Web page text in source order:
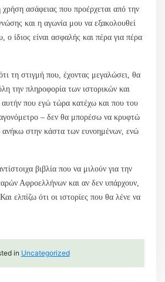
ασάφειας που προέρχεται από την
και η αγωνία μου να εξακολουθεί
ο ίδιος είναι ασφαλής και πέρα για πέρα
τη στιγμή που, έχοντας μεγαλώσει, θα
την πληροφορία των ιστορικών και
αυτήν που εγώ τώρα κατέχω και που του
– δεν θα μπορέσω να κρυφτώ
ανήκω στην κάστα των ευνοημένων, ενώ
βιβλία που να μιλούν για την
Αφροελλήνων και αν δεν υπάρχουν,
ελπίζω ότι οι ιστορίες που θα λένε να
in Uncategorized